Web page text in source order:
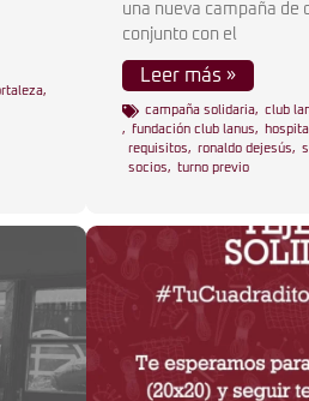
,
una nueva campaña de
conjunto con el
Leer más »
campaña solidaria, club
, fundación club lanus,
requisitos, ronaldo dejesús,
socios, turno previo